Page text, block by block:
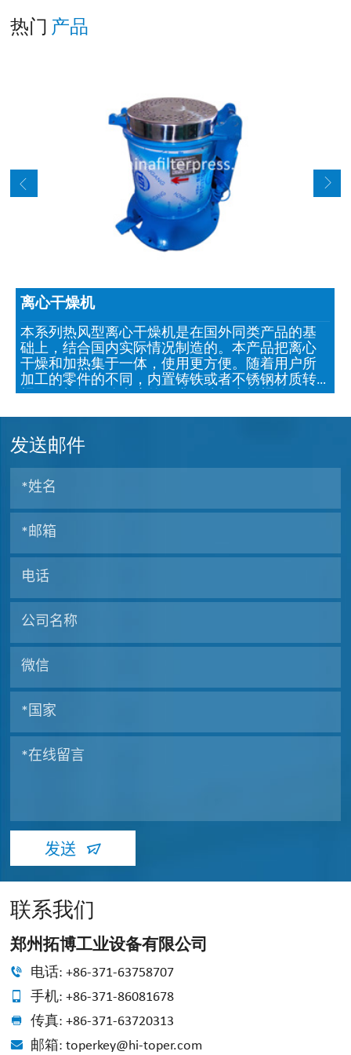
热门 产品
离心干燥机
本系列热风型离心干燥机是在国外同类产品的基
础上，结合国内实际情况制造的。本产品把离心
干燥和加热集于一体，使用更方便。随着用户所
加工的零件的不同，内置铸铁或者不锈钢材质转
桶，可根据工件大小的要求，选择内转桶孔径。
发送邮件
发送
联系我们
郑州拓博工业设备有限公司
电话: +86-371-63758707
手机: +86-371-86081678
传真: +86-371-63720313
邮箱: toperkey@hi-toper.com